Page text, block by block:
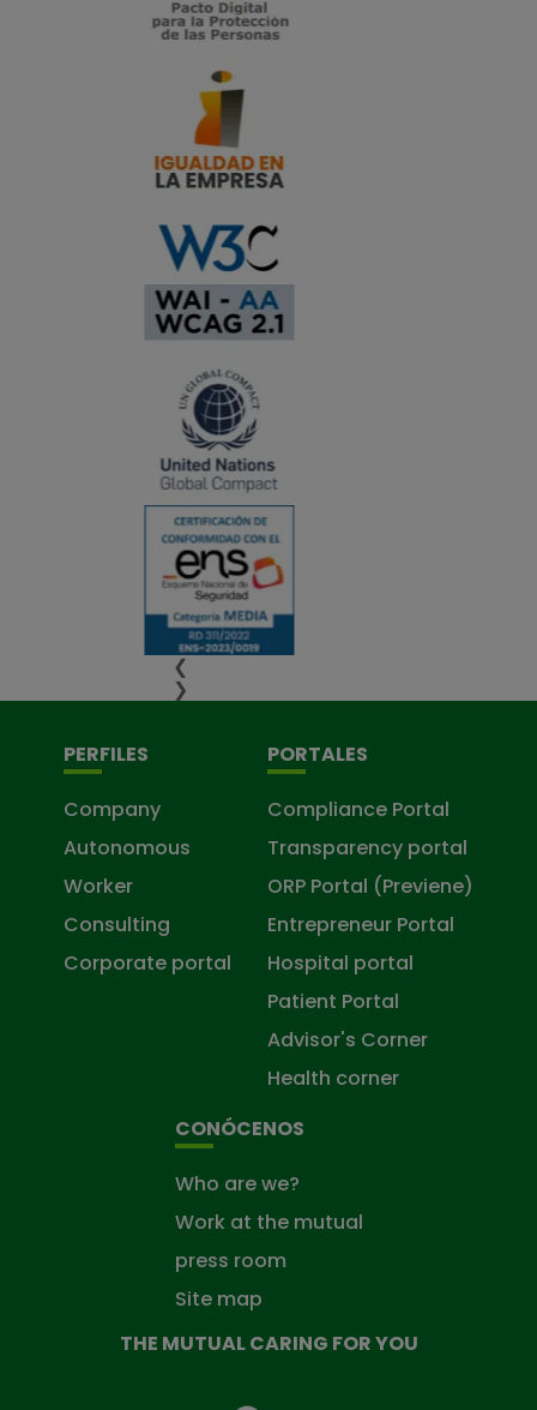
❮
❯
PERFILES
Company
Autonomous
Worker
Consulting
Corporate portal
PORTALES
Compliance Portal
Transparency portal
ORP Portal (Previene)
Entrepreneur Portal
Hospital portal
Patient Portal
Advisor's Corner
Health corner
CONÓCENOS
Who are we?
Work at the mutual
press room
Site map
THE MUTUAL CARING FOR YOU